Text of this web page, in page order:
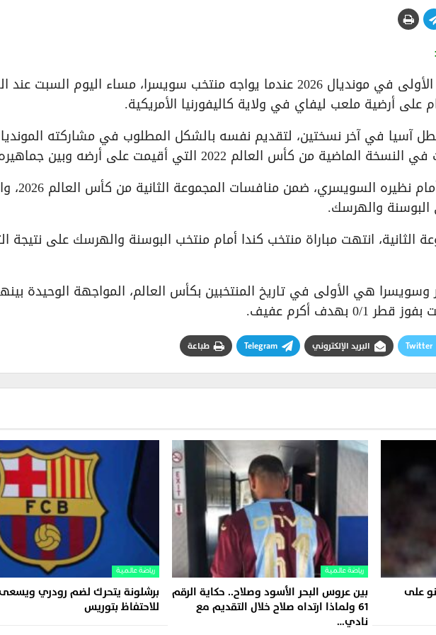
يخوض منتخب قطر مباراته الأولى في مونديال 2026 عندما يواجه منتخب سويسرا، مساء اليوم السبت
آسيا في آخر نسختين، لتقديم نفسه بالشكل المطلوب في مشاركته
من كأس العالم 2022 التي أقيمت على أرضه وبين جماهيره.
وتأتي مباراة منتخب قطر أمام نظيره
البوسنة والهرسك.
الثانية، انتهت مباراة منتخب كندا أمام منتخب البوسنة والهرسك على نتيجة
وسويسرا هي الأولى في تاريخ المنتخبين بكأس العالم، المواجهة الوحيدة
Twitter البريد الإلكتروني Telegram طباعة
على
رياضة عالمية
بين عروس البحر الأسود وصلاح.. حكاية الرقم
61 ولماذا ارتداه صلاح خلال التقديم مع
نادي…
رياضة عالمية
برشلونة يتحرك لضم رودري
للاحتفاظ بتوريس